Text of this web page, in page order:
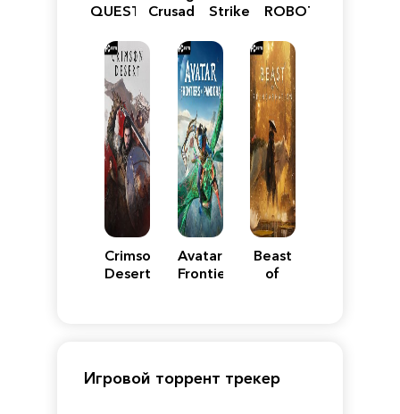
QUEST
Reimagined
Crusader:
Edition
Strike
ROBOT
Y
Crimson
Desert
Avatar:
Frontiers
Beast
of
Игровой торрент трекер